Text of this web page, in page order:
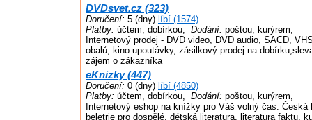
DVDsvet.cz (323)
Doručení: 5 (dny) líbí (1574)
Platby: účtem, dobírkou, Dodání: poštou, kurýrem,
Internetový prodej - DVD video, DVD audio, SACD,
obalů, kino upoutávky, zásilkový prodej na
zájem o zákazníka
eKnizky (447)
Doručení: 0 (dny) líbí (4850)
Platby: účtem, dobírkou, Dodání: poštou, kurýrem,
Internetový eshop na knížky pro Váš volný čas. Česká
beletrie pro dospělé, détská literatura, literatura faktu,